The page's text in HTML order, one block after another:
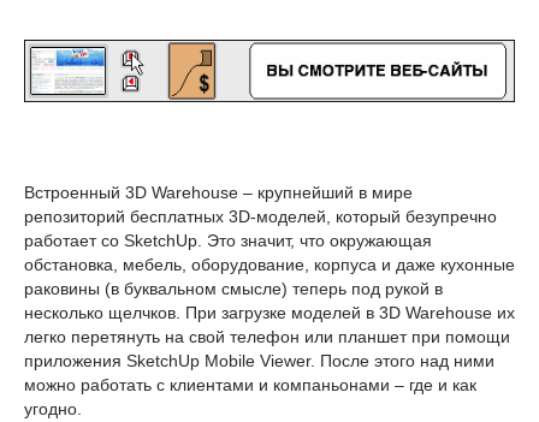
Встроенный 3D Warehouse – крупнейший в мире
репозиторий бесплатных 3D-моделей, который безупречно
работает со SketchUp. Это значит, что окружающая
обстановка, мебель, оборудование, корпуса и даже кухонные
раковины (в буквальном смысле) теперь под рукой в
несколько щелчков. При загрузке моделей в 3D Warehouse их
легко перетянуть на свой телефон или планшет при помощи
приложения SketchUp Mobile Viewer. После этого над ними
можно работать с клиентами и компаньонами – где и как
угодно.